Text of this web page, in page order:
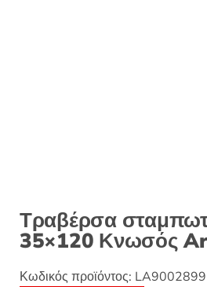
Τραβέρσα
35×120 Κνωσός
Κωδικός προϊόντος: LA9002899